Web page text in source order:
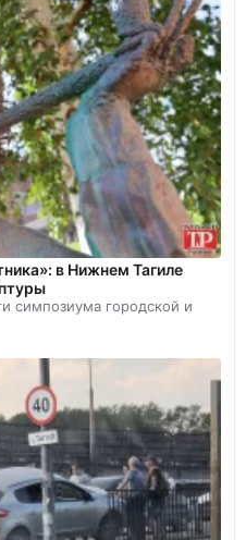
в Нижнем Тагиле
симпозиума городской и